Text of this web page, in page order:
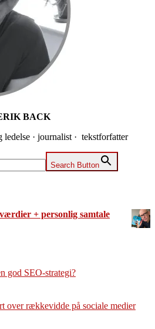
BACK
ledelse · journalist · tekstforfatter
Search Button
+ personlig samtale
god SEO-strategi?
over rækkevidde på sociale medier